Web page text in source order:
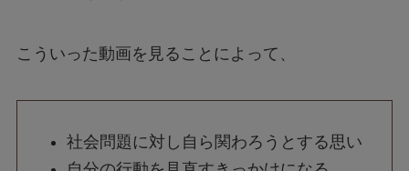
こういった動画を見ることによって、
社会問題に対し自ら関わろうとする思い
自分の行動を見直すきっかけになる